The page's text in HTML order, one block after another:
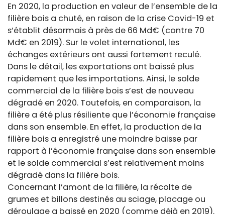
En 2020, la production en valeur de l’ensemble de la
filière bois a chuté, en raison de la crise Covid-19 et
s’établit désormais à près de 66 Md€ (contre 70
Md€ en 2019). Sur le volet international, les
échanges extérieurs ont aussi fortement reculé.
Dans le détail, les exportations ont baissé plus
rapidement que les importations. Ainsi, le solde
commercial de la filière bois s’est de nouveau
dégradé en 2020. Toutefois, en comparaison, la
filière a été plus résiliente que l’économie française
dans son ensemble. En effet, la production de la
filière bois a enregistré une moindre baisse par
rapport à l’économie française dans son ensemble
et le solde commercial s’est relativement moins
dégradé dans la filière bois.
Concernant l’amont de la filière, la récolte de
grumes et billons destinés au sciage, placage ou
déroulage a baissé en 2020 (comme déjà en 2019).